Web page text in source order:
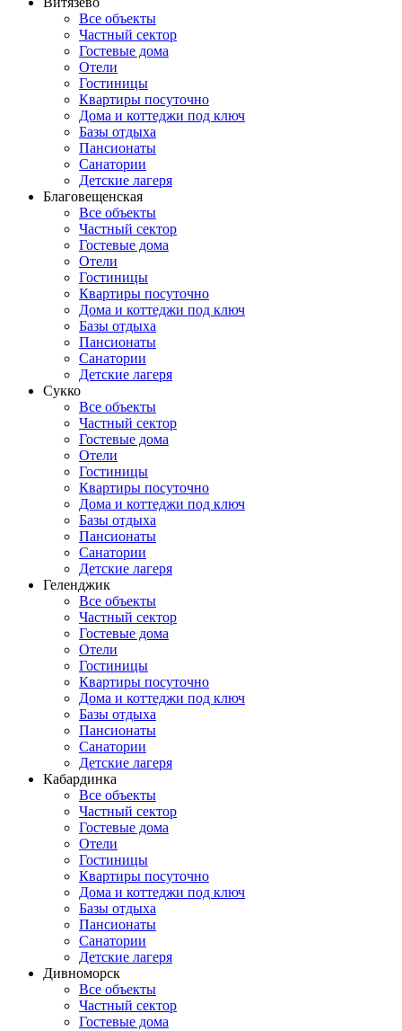
Все объекты
Частный сектор
Гостевые дома
Отели
Гостиницы
Квартиры посуточно
Дома и коттеджи под ключ
Базы отдыха
Пансионаты
Санатории
Детские лагеря
Благовещенская
Все объекты
Частный сектор
Гостевые дома
Отели
Гостиницы
Квартиры посуточно
Дома и коттеджи под ключ
Базы отдыха
Пансионаты
Санатории
Детские лагеря
Сукко
Все объекты
Частный сектор
Гостевые дома
Отели
Гостиницы
Квартиры посуточно
Дома и коттеджи под ключ
Базы отдыха
Пансионаты
Санатории
Детские лагеря
Геленджик
Все объекты
Частный сектор
Гостевые дома
Отели
Гостиницы
Квартиры посуточно
Дома и коттеджи под ключ
Базы отдыха
Пансионаты
Санатории
Детские лагеря
Кабардинка
Все объекты
Частный сектор
Гостевые дома
Отели
Гостиницы
Квартиры посуточно
Дома и коттеджи под ключ
Базы отдыха
Пансионаты
Санатории
Детские лагеря
Дивноморск
Все объекты
Частный сектор
Гостевые дома